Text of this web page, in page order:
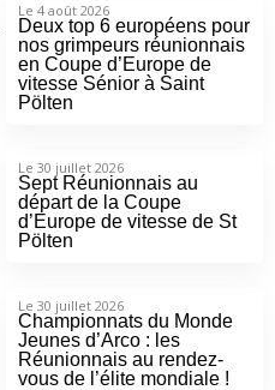
Le 4 août 2026
Deux top 6 européens pour
nos grimpeurs réunionnais
en Coupe d’Europe de
vitesse Sénior à Saint
Pölten
Le 30 juillet 2026
Sept Réunionnais au
départ de la Coupe
d’Europe de vitesse de St
Pölten
Le 30 juillet 2026
Championnats du Monde
Jeunes d’Arco : les
Réunionnais au rendez-
vous de l’élite mondiale !